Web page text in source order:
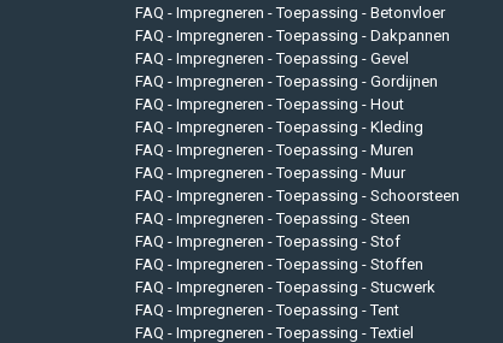
FAQ - Impregneren - Toepassing - Betonvloer
FAQ - Impregneren - Toepassing - Dakpannen
FAQ - Impregneren - Toepassing - Gevel
FAQ - Impregneren - Toepassing - Gordijnen
FAQ - Impregneren - Toepassing - Hout
FAQ - Impregneren - Toepassing - Kleding
FAQ - Impregneren - Toepassing - Muren
FAQ - Impregneren - Toepassing - Muur
FAQ - Impregneren - Toepassing - Schoorsteen
FAQ - Impregneren - Toepassing - Steen
FAQ - Impregneren - Toepassing - Stof
FAQ - Impregneren - Toepassing - Stoffen
FAQ - Impregneren - Toepassing - Stucwerk
FAQ - Impregneren - Toepassing - Tent
FAQ - Impregneren - Toepassing - Textiel